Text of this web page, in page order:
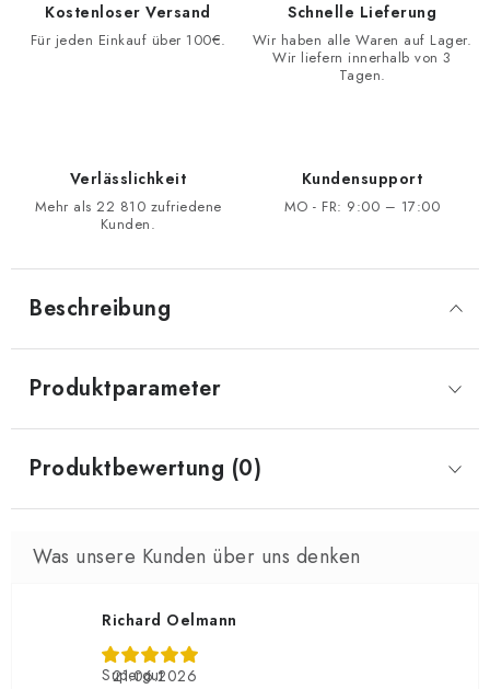
Kostenloser Versand
Für jeden Einkauf über 100€.
Schnelle Lieferung
Wir haben alle Waren auf Lager.
Wir liefern innerhalb von 3
Tagen.
Verlässlichkeit
Mehr als 22 810 zufriedene
Kunden.
Kundensupport
MO - FR: 9:00 – 17:00
Beschreibung
Produktparameter
Produktbewertung (0)
Richard Oelmann
21.06.2026
Supergut